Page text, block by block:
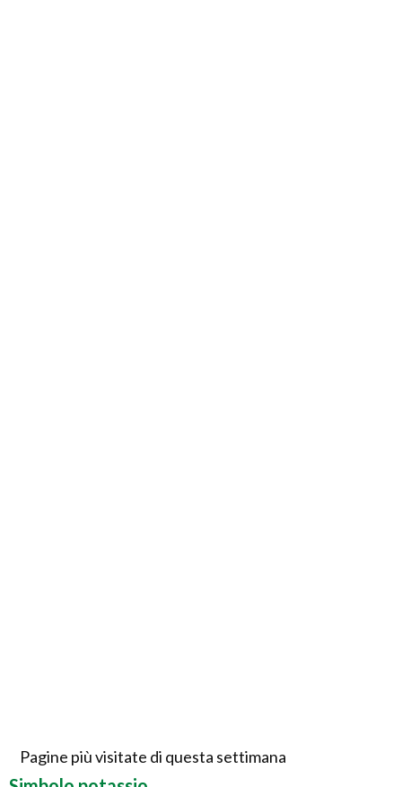
Pagine più visitate di questa settimana